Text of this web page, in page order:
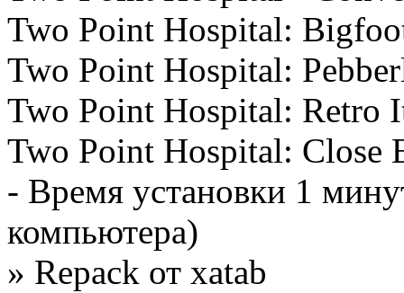
Two Point Hospital:
Two Point Hospital:
Two Point Hospital: Retro
Two Point Hospital: Close
- Время установки 1
компьютера)
» Repack от xatab